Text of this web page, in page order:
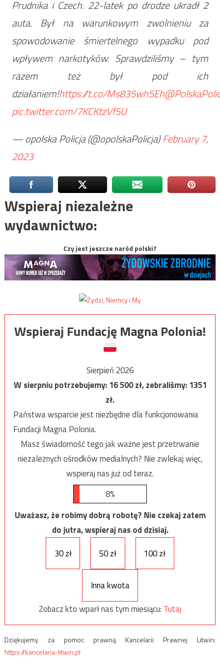
Prudnika i Czech. 22-latek po drodze ukradł 2
auta. Był na warunkowym zwolnieniu za
spowodowanie śmiertelnego wypadku pod
wpływem narkotyków. Sprawdziliśmy – tym
razem też był pod ich
działaniem!https://t.co/Ms835wh5Eh
pic.twitter.com/7KCKtzVf5U
— opolska Policja (@opolskaPolicja)February 7,
2023
Wspieraj niezależne
wydawnictwo:
Czy jest jeszcze naród polski?
Wspieraj Fundację Magna Polonia!
Sierpień 2026
W sierpniu potrzebujemy:16 500zł, zebraliśmy:1351
zł.
Państwa wsparcie jest niezbędne dla funkcjonowania
Fundacji Magna Polonia.
Masz świadomość tego jak ważne jest przetrwanie
niezależnych ośrodków medialnych? Nie zwlekaj więc,
wspieraj nas już od teraz.
8%
Uważasz, że robimy dobrą robotę? Nie czekaj zatem
do jutra, wspieraj nas od dzisiaj.
30 zł
50 zł 100 zł
Inna kwota
Zobacz kto wparł nas tym miesiącu: Tutaj
Dziękujemy za pomoc prawną Kancelarii Prawnej Litwin:
https://kancelaria-litwin.pl